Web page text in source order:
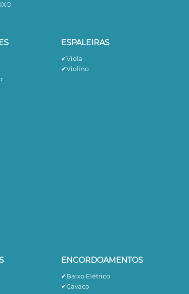
ESPALEIRAS
✔Viola
✔Violino
ENCORDOAMENTOS
✔Baixo Elétrico
✔Cavaco